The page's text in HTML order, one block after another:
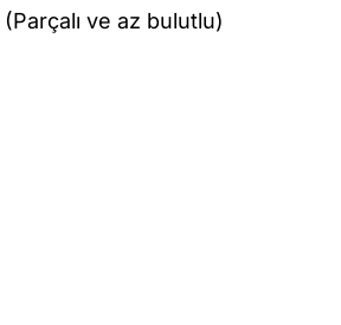
ve az bulutlu)